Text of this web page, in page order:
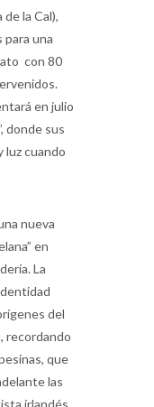
la Cal),
para una
con 80
en julio
donde sus
luz cuando
nueva
en
La
del
recordando
que
las